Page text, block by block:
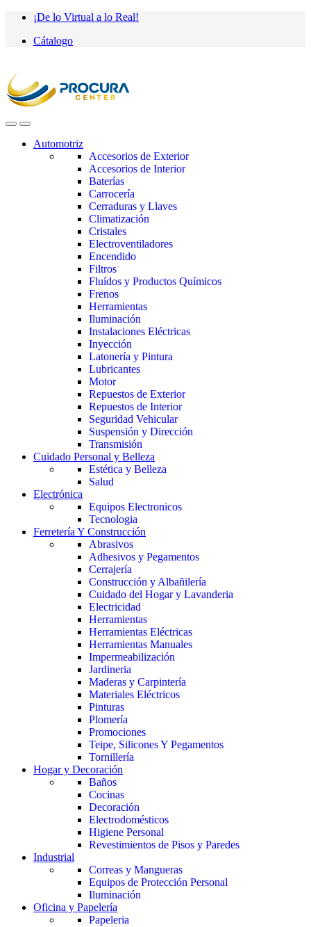
Saltar
navegación
saltar
contenido
¡De lo Virtual a lo Real!
Cátalogo
Automotriz
Accesorios de Exterior
Accesorios de Interior
Baterías
Carrocería
Cerraduras y Llaves
Climatización
Cristales
Electroventiladores
Encendido
Filtros
Fluídos y Productos Químicos
Frenos
Herramientas
Iluminación
Instalaciones Eléctricas
Inyección
Latonería y Pintura
Lubricantes
Motor
Repuestos de Exterior
Repuestos de Interior
Seguridad Vehicular
Suspensión y Dirección
Transmisión
Cuidado Personal y Belleza
Estética y Belleza
Salud
Electrónica
Equipos Electronicos
Tecnologia
Ferretería Y Construcción
Abrasivos
Adhesivos y Pegamentos
Cerrajería
Construcción y Albañilería
Cuidado del Hogar y Lavanderia
Electricidad
Herramientas
Herramientas Eléctricas
Herramientas Manuales
Impermeabilización
Jardineria
Maderas y Carpintería
Materiales Eléctricos
Pinturas
Plomería
Promociones
Teipe, Silicones Y Pegamentos
Tornillería
Hogar y Decoración
Baños
Cocinas
Decoración
Electrodomésticos
Higiene Personal
Revestimientos de Pisos y Paredes
Industrial
Correas y Mangueras
Equipos de Protección Personal
Iluminación
Oficina y Papelería
Papeleria